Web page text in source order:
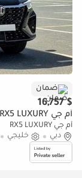
ضمان
$ 16,757
أم جي RX5 LUXURY
أم جي RX5 LUXURY
دبي
خليجي